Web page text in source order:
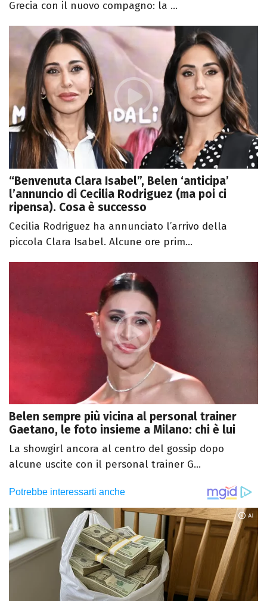
Grecia con il nuovo compagno: la ...
“Benvenuta Clara Isabel”, Belen ‘anticipa’
l’annuncio di Cecilia Rodriguez (ma poi ci
ripensa). Cosa è successo
Cecilia Rodriguez ha annunciato l’arrivo della
piccola Clara Isabel. Alcune ore prim...
Belen sempre più vicina al personal trainer
Gaetano, le foto insieme a Milano: chi è lui
La showgirl ancora al centro del gossip dopo
alcune uscite con il personal trainer G...